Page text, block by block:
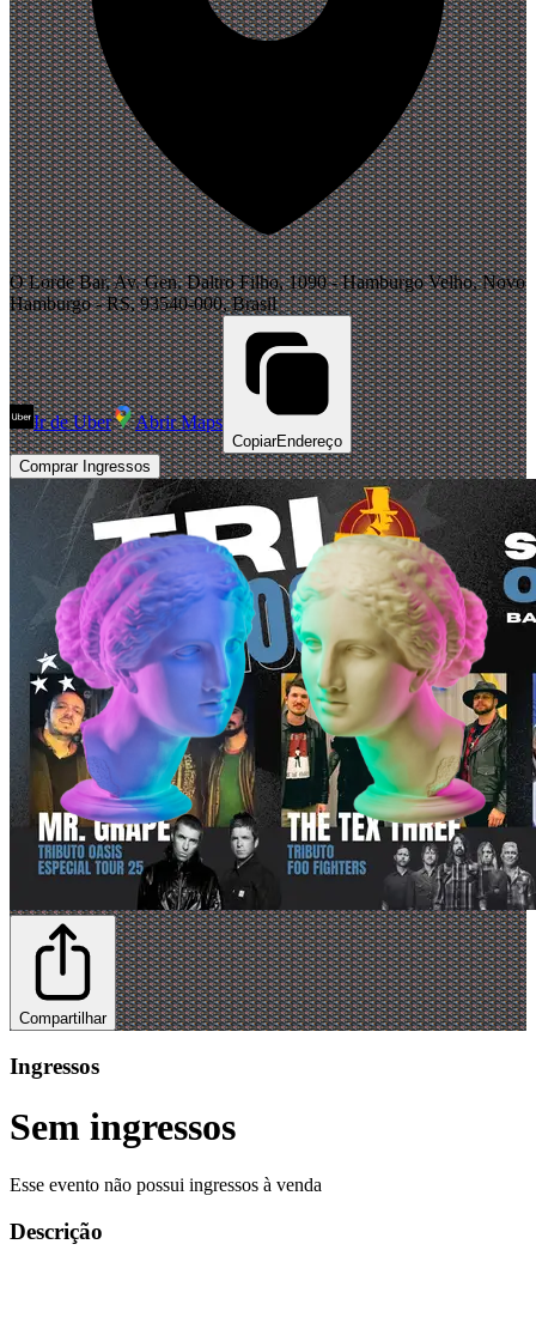
O Lorde Bar, Av. Gen. Daltro Filho, 1090 - Hamburgo Velho, Novo
Hamburgo - RS, 93540-000, Brasil
Ir de Uber Abrir Maps
CopiarEndereço
Comprar Ingressos
Compartilhar
Ingressos
Sem ingressos
Esse evento não possui ingressos à venda
Descrição